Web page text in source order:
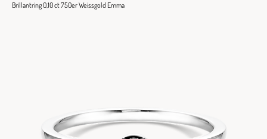
Brillantring 0,10 ct 750er Weissgold Emma